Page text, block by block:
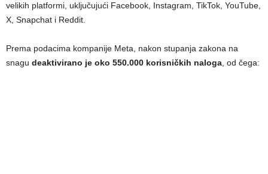
velikih platformi, uključujući Facebook, Instagram, TikTok, YouTube,
X, Snapchat i Reddit.
Prema podacima kompanije Meta, nakon stupanja zakona na
snagu deaktivirano je oko 550.000 korisničkih naloga, od čega: